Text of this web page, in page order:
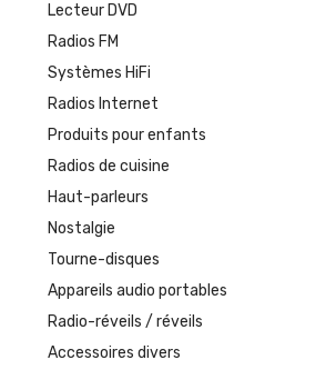
Lecteur DVD
Radios FM
Systèmes HiFi
Radios Internet
Produits pour enfants
Radios de cuisine
Haut-parleurs
Nostalgie
Tourne-disques
Appareils audio portables
Radio-réveils / réveils
Accessoires divers